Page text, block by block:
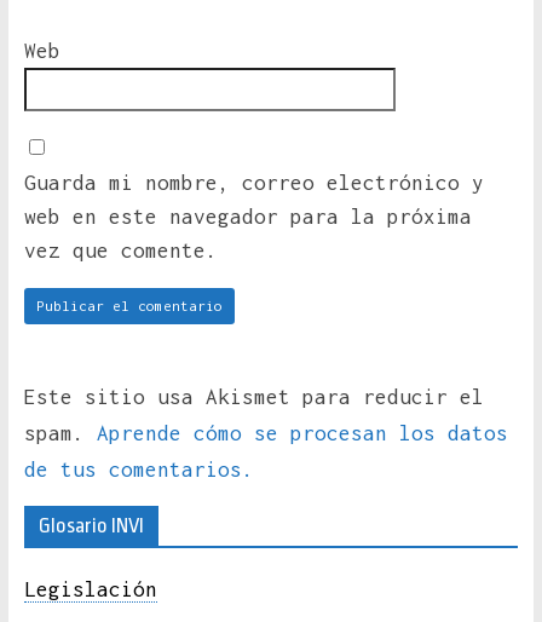
Web
Guarda mi nombre, correo electrónico y
web en este navegador para la próxima
vez que comente.
Este sitio usa Akismet para reducir el
spam. Aprende cómo se procesan los datos
de tus comentarios.
Glosario INVI
Legislación